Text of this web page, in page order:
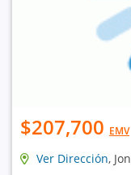
$207,700 EMV
Ver Dirección,